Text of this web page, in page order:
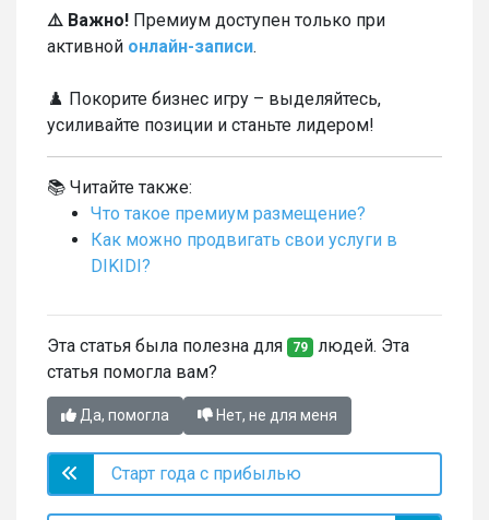
⚠️ Важно! Премиум доступен только при
активной онлайн-записи.
♟️ Покорите бизнес игру – выделяйтесь,
усиливайте позиции и станьте лидером!
📚 Читайте также:
Что такое премиум размещение?
Как можно продвигать свои услуги в
DIKIDI?
Эта статья была полезна для 79 людей. Эта
статья помогла вам?
Да, помогла Нет, не для меня
Старт года с прибылью